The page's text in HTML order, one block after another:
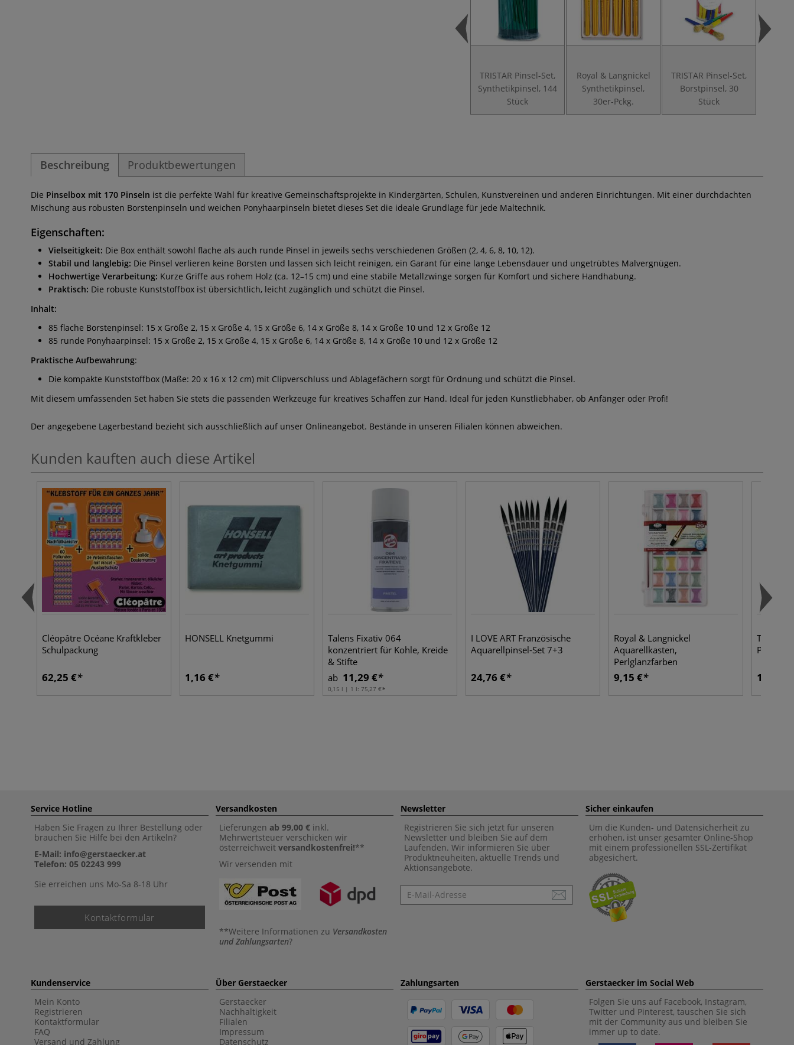
TRISTAR Pinsel-Set,
Synthetikpinsel, 144
Stück
Royal & Langnickel
Synthetikpinsel,
30er-Pckg.
TRISTAR Pinsel-Set,
Borstpinsel, 30
Stück
Beschreibung Produktbewertungen
Die Pinselbox mit 170 Pinseln ist die perfekte Wahl für kreative Gemeinschaftsprojekte in Kindergärten, Schulen, Kunstvereinen und anderen Einrichtungen. Mit einer durchdachten
Mischung aus robusten Borstenpinseln und weichen Ponyhaarpinseln bietet dieses Set die ideale Grundlage für jede Maltechnik.
Eigenschaften:
Vielseitigkeit: Die Box enthält sowohl flache als auch runde Pinsel in jeweils sechs verschiedenen Größen (2, 4, 6, 8, 10, 12).
Stabil und langlebig: Die Pinsel verlieren keine Borsten und lassen sich leicht reinigen, ein Garant für eine lange Lebensdauer und ungetrübtes Malvergnügen.
Hochwertige Verarbeitung: Kurze Griffe aus rohem Holz (ca. 12–15 cm) und eine stabile Metallzwinge sorgen für Komfort und sichere Handhabung.
Praktisch: Die robuste Kunststoffbox ist übersichtlich, leicht zugänglich und schützt die Pinsel.
Inhalt:
85 flache Borstenpinsel: 15 x Größe 2, 15 x Größe 4, 15 x Größe 6, 14 x Größe 8, 14 x Größe 10 und 12 x Größe 12
85 runde Ponyhaarpinsel: 15 x Größe 2, 15 x Größe 4, 15 x Größe 6, 14 x Größe 8, 14 x Größe 10 und 12 x Größe 12
Praktische Aufbewahrung:
Die kompakte Kunststoffbox (Maße: 20 x 16 x 12 cm) mit Clipverschluss und Ablagefächern sorgt für Ordnung und schützt die Pinsel.
Mit diesem umfassenden Set haben Sie stets die passenden Werkzeuge für kreatives Schaffen zur Hand. Ideal für jeden Kunstliebhaber, ob Anfänger oder Profi!
Der angegebene Lagerbestand bezieht sich ausschließlich auf unser Onlineangebot. Bestände in unseren Filialen können abweichen.
Kunden kauften auch diese Artikel
Cléopâtre Océane Kraftkleber
Schulpackung
62,25 €
HONSELL Knetgummi
1,16 €
Talens Fixativ 064
konzentriert für Kohle, Kreide
& Stifte
ab 11,29 €
0,15 l | 1 l: 75,27 €
I LOVE ART Französische
Aquarellpinsel-Set 7+3
24,76 €
Royal & Langnickel
Aquarellkasten,
Perlglanzfarben
9,15 €
Talens
Pastelle,
15,63 €
Service Hotline
Haben Sie Fragen zu Ihrer Bestellung oder
brauchen Sie Hilfe bei den Artikeln?
E-Mail: info@gerstaecker.at
Telefon: 05 02243 999
Sie erreichen uns Mo-Sa 8-18 Uhr
Kontaktformular
Versandkosten
Lieferungen ab 99,00 € inkl.
Mehrwertsteuer verschicken wir
österreichweit versandkostenfrei!**
Wir versenden mit
**Weitere Informationen zu Versandkosten
und Zahlungsarten?
Newsletter
Registrieren Sie sich jetzt für unseren
Newsletter und bleiben Sie auf dem
Laufenden. Wir informieren Sie über
Produktneuheiten, aktuelle Trends und
Aktionsangebote.
Newsletter
Sicher einkaufen
Um die Kunden- und Datensicherheit zu
erhöhen, ist unser gesamter Online-Shop
mit einem professionellen SSL-Zertifikat
abgesichert.
Kundenservice
Mein Konto
Registrieren
Kontaktformular
FAQ
Versand und Zahlung
Über Gerstaecker
Gerstaecker
Nachhaltigkeit
Filialen
Impressum
Datenschutz
Zahlungsarten
Gerstaecker im Social Web
Folgen Sie uns auf Facebook, Instagram,
Twitter und Pinterest, tauschen Sie sich
mit der Community aus und bleiben Sie
immer up to date.